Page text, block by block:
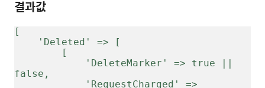
결과값
[
    'Deleted' => [
        [
false,